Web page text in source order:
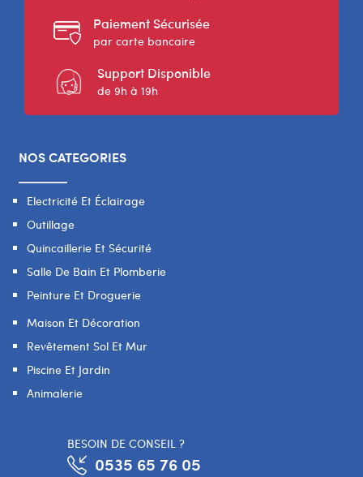
Paiement Sécurisée
par carte bancaire
Support Disponible
de 9h à 19h
NOS CATEGORIES
Electricité Et Éclairage
Outillage
Quincaillerie Et Sécurité
Salle De Bain Et Plomberie
Peinture Et Droguerie
Maison Et Décoration
Revêtement Sol Et Mur
Piscine Et Jardin
Animalerie
BESOIN DE CONSEIL ?
0535 65 76 05